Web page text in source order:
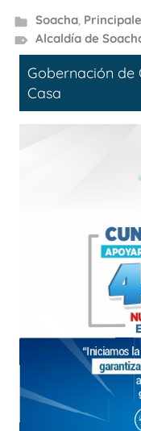
Soacha,
Alcaldía de
Gobernación de
Casa